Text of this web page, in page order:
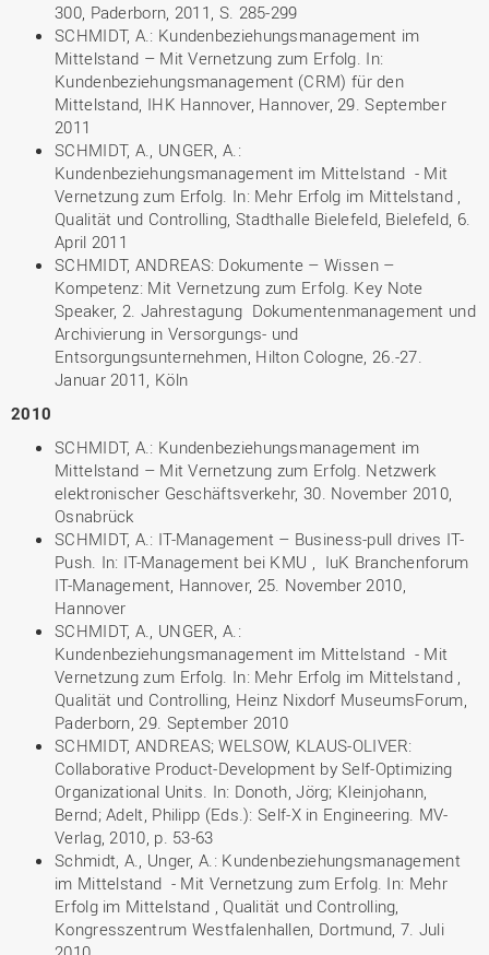
300, Paderborn, 2011, S. 285-299
SCHMIDT, A.: Kundenbeziehungsmanagement im
Mittelstand – Mit Vernetzung zum Erfolg. In:
Kundenbeziehungsmanagement (CRM) für den
Mittelstand, IHK Hannover, Hannover, 29. September
2011
SCHMIDT, A., UNGER, A.:
Kundenbeziehungsmanagement im Mittelstand - Mit
Vernetzung zum Erfolg. In: Mehr Erfolg im Mittelstand ,
Qualität und Controlling, Stadthalle Bielefeld, Bielefeld, 6.
April 2011
SCHMIDT, ANDREAS: Dokumente – Wissen –
Kompetenz: Mit Vernetzung zum Erfolg. Key Note
Speaker, 2. Jahrestagung Dokumentenmanagement und
Archivierung in Versorgungs- und
Entsorgungsunternehmen, Hilton Cologne, 26.-27.
Januar 2011, Köln
2010
SCHMIDT, A.: Kundenbeziehungsmanagement im
Mittelstand – Mit Vernetzung zum Erfolg. Netzwerk
elektronischer Geschäftsverkehr, 30. November 2010,
Osnabrück
SCHMIDT, A.: IT-Management – Business-pull drives IT-
Push. In: IT-Management bei KMU , IuK Branchenforum
IT-Management, Hannover, 25. November 2010,
Hannover
SCHMIDT, A., UNGER, A.:
Kundenbeziehungsmanagement im Mittelstand - Mit
Vernetzung zum Erfolg. In: Mehr Erfolg im Mittelstand ,
Qualität und Controlling, Heinz Nixdorf MuseumsForum,
Paderborn, 29. September 2010
SCHMIDT, ANDREAS; WELSOW, KLAUS-OLIVER:
Collaborative Product-Development by Self-Optimizing
Organizational Units. In: Donoth, Jörg; Kleinjohann,
Bernd; Adelt, Philipp (Eds.): Self-X in Engineering. MV-
Verlag, 2010, p. 53-63
Schmidt, A., Unger, A.: Kundenbeziehungsmanagement
im Mittelstand - Mit Vernetzung zum Erfolg. In: Mehr
Erfolg im Mittelstand , Qualität und Controlling,
Kongresszentrum Westfalenhallen, Dortmund, 7. Juli